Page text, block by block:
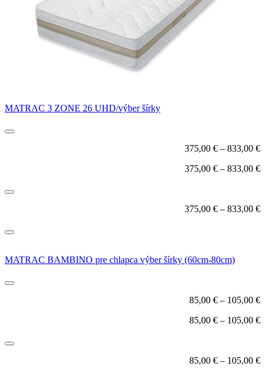
MATRAC 3 ZONE 26 UHD/výber šírky
375,00 € – 833,00 €
375,00 € – 833,00 €
375,00 € – 833,00 €
MATRAC BAMBINO pre chlapca výber šírky (60cm-80cm)
85,00 € – 105,00 €
85,00 € – 105,00 €
85,00 € – 105,00 €